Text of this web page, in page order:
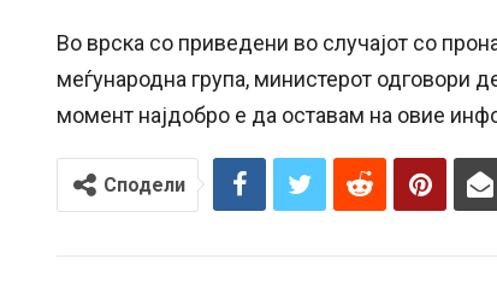
Во врска со приведени во случајот со
меѓународна група, министерот одговори
момент најдобро е да оставам на овие
Сподели